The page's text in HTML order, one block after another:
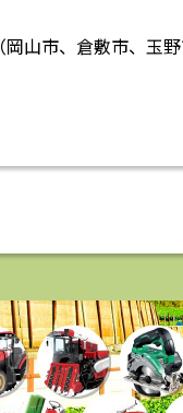
岡山市、倉敷市、玉